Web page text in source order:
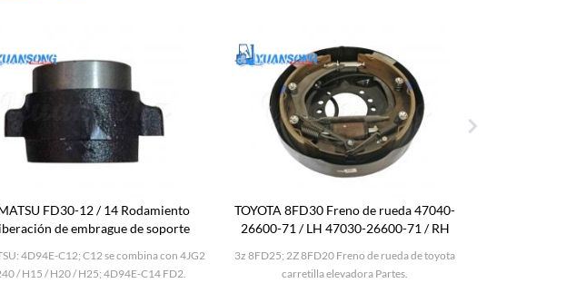
FD30-12 / 14 Rodamiento
de embrague de soporte
4D94E-C12; C12 se combina con 4JG2
/ H15 / H20 / H25; 4D94E-C14 FD2.
TOYOTA 8FD30 Freno de rueda 47040-
26600-71 / LH 47030-26600-71 / RH
3z 8FD25; 2Z 8FD20 Freno de rueda de toyota
carretilla elevadora Partes.